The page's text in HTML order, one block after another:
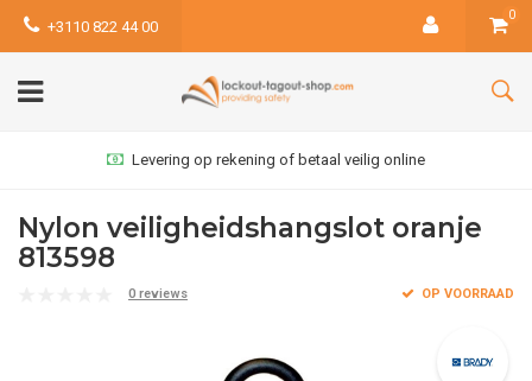
+3110 822 44 00
0
Levering op rekening of betaal veilig online
Nylon veiligheidshangslot oranje
813598
0 reviews OP VOORRAAD